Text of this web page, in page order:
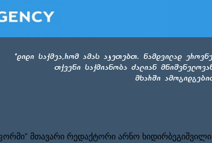
მთავარი რედაქტორი არნო ხიდირბეგიშვილი